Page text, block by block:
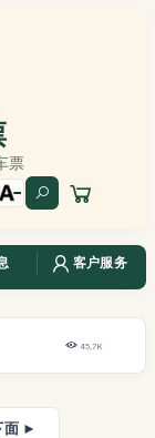
票
客户服务
45,7K
面 ►